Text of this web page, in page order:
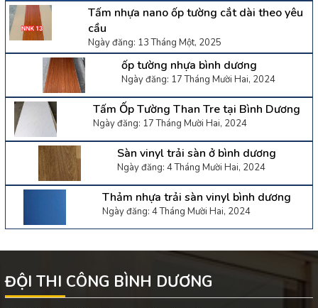
Tấm nhựa nano ốp tường cắt dài theo yêu
cầu
Ngày đăng: 13 Tháng Một, 2025
ốp tường nhựa bình dương
Ngày đăng: 17 Tháng Mười Hai, 2024
Tấm Ốp Tường Than Tre tại Bình Dương
Ngày đăng: 17 Tháng Mười Hai, 2024
Sàn vinyl trải sàn ở bình dương
Ngày đăng: 4 Tháng Mười Hai, 2024
Thảm nhựa trải sàn vinyl bình dương
Ngày đăng: 4 Tháng Mười Hai, 2024
ĐỘI THI CÔNG BÌNH DƯƠNG